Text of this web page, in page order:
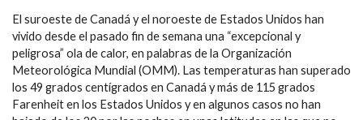
El suroeste de Canadá y el noroeste de Estados Unidos han
vivido desde el pasado fin de semana una “excepcional y
peligrosa” ola de calor, en palabras de la Organización
Meteorológica Mundial (OMM). Las temperaturas han superado
los 49 grados centígrados en Canadá y más de 115 grados
Farenheit en los Estados Unidos y en algunos casos no han